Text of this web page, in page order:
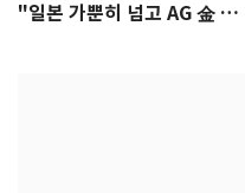
"일본 가뿐히 넘고 AG 金 따겠